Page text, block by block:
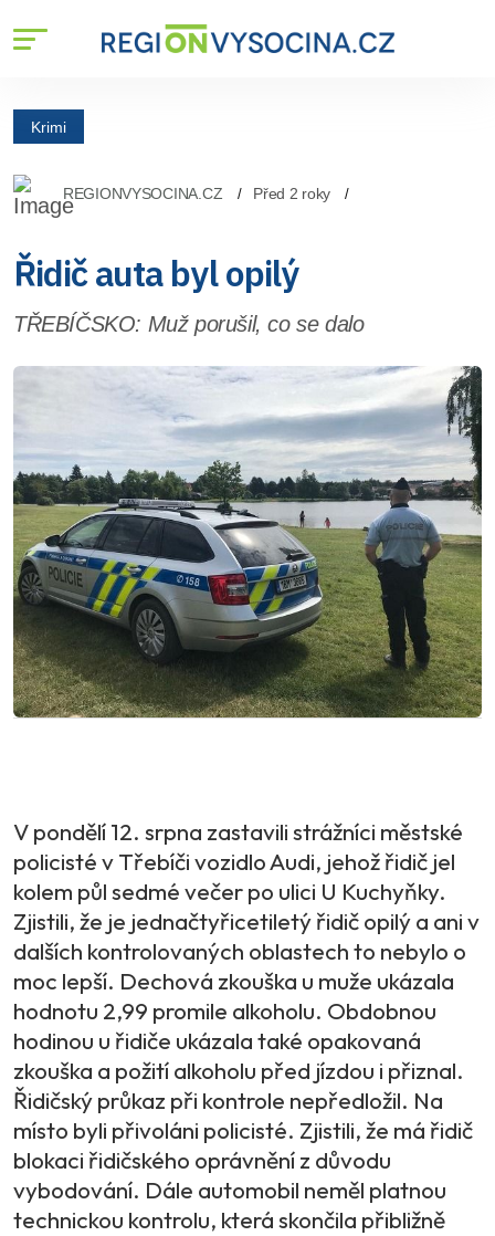
Krimi
REGIONVYSOCINA.CZ Před 2 roky
Řidič auta byl opilý
TŘEBÍČSKO: Muž porušil, co se dalo
V pondělí 12. srpna zastavili strážníci městské
policisté v Třebíči vozidlo Audi, jehož řidič jel
kolem půl sedmé večer po ulici U Kuchyňky.
Zjistili, že je jednačtyřicetiletý řidič opilý a ani v
dalších kontrolovaných oblastech to nebylo o
moc lepší. Dechová zkouška u muže ukázala
hodnotu 2,99 promile alkoholu. Obdobnou
hodinou u řidiče ukázala také opakovaná
zkouška a požití alkoholu před jízdou i přiznal.
Řidičský průkaz při kontrole nepředložil. Na
místo byli přivoláni policisté. Zjistili, že má řidič
blokaci řidičského oprávnění z důvodu
vybodování. Dále automobil neměl platnou
technickou kontrolu, která skončila přibližně